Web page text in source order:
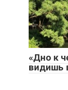
«Дно к
видишь